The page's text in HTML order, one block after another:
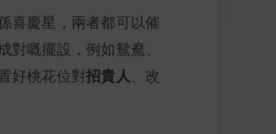
喜慶星，兩者都可以催
嘅擺設，例如鴛鴦、
好桃花位對招貴人 、改